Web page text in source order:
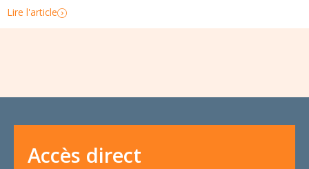
Lire l'article
Accès direct